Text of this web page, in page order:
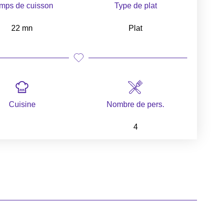
de cuisson
22 mn
Type de plat
Plat
Cuisine Nombre de pers.
4